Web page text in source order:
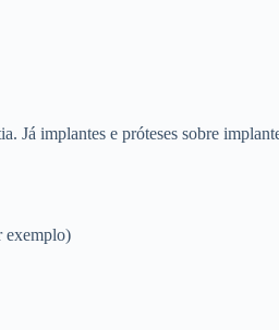
Já implantes e próteses sobre
exemplo)